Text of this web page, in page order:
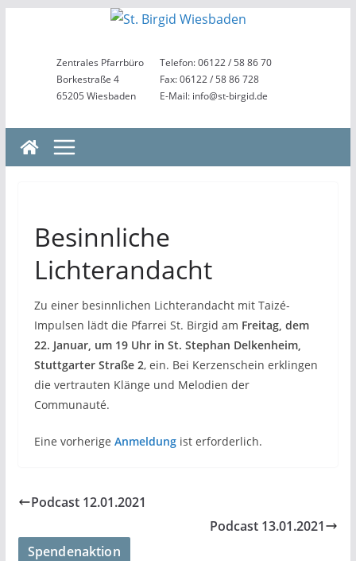
springenZentrales Pfarrbüro
Borkestraße 4
65205 Wiesbaden
Telefon: 06122 / 58 86 70
Fax: 06122 / 58 86 728
E-Mail: info@st-birgid.de
Besinnliche
Lichterandacht
Zu einer besinnlichen Lichterandacht mit Taizé-
Impulsen lädt die Pfarrei St. Birgid am Freitag, dem
22. Januar, um 19 Uhr in St. Stephan Delkenheim,
Stuttgarter Straße 2, ein. Bei Kerzenschein erklingen
die vertrauten Klänge und Melodien der
Communauté.
Eine vorherige Anmeldungist erforderlich.
Podcast 12.01.2021
Podcast 13.01.2021
Spendenaktion